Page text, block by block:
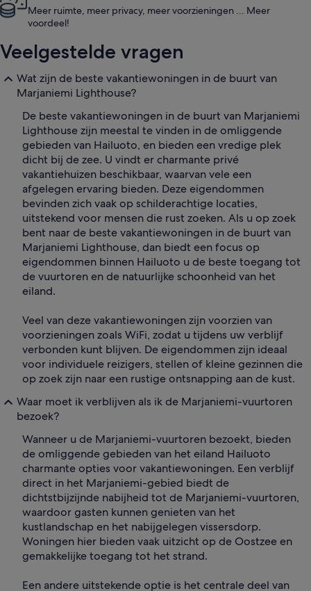
Meer ruimte, meer privacy, meer voorzieningen ... Meer
voordeel!
Veelgestelde vragen
Wat zijn de beste vakantiewoningen in de buurt van
Marjaniemi Lighthouse?
De beste vakantiewoningen in de buurt van Marjaniemi
Lighthouse zijn meestal te vinden in de omliggende
gebieden van Hailuoto, en bieden een vredige plek
dicht bij de zee. U vindt er charmante privé
vakantiehuizen beschikbaar, waarvan vele een
afgelegen ervaring bieden. Deze eigendommen
bevinden zich vaak op schilderachtige locaties,
uitstekend voor mensen die rust zoeken. Als u op zoek
bent naar de beste vakantiewoningen in de buurt van
Marjaniemi Lighthouse, dan biedt een focus op
eigendommen binnen Hailuoto u de beste toegang tot
de vuurtoren en de natuurlijke schoonheid van het
eiland.
Veel van deze vakantiewoningen zijn voorzien van
voorzieningen zoals WiFi, zodat u tijdens uw verblijf
verbonden kunt blijven. De eigendommen zijn ideaal
voor individuele reizigers, stellen of kleine gezinnen die
op zoek zijn naar een rustige ontsnapping aan de kust.
Waar moet ik verblijven als ik de Marjaniemi-vuurtoren
bezoek?
Wanneer u de Marjaniemi-vuurtoren bezoekt, bieden
de omliggende gebieden van het eiland Hailuoto
charmante opties voor vakantiewoningen. Een verblijf
direct in het Marjaniemi-gebied biedt de
dichtstbijzijnde nabijheid tot de Marjaniemi-vuurtoren,
waardoor gasten kunnen genieten van het
kustlandschap en het nabijgelegen vissersdorp.
Woningen hier bieden vaak uitzicht op de Oostzee en
gemakkelijke toegang tot het strand.
Een andere uitstekende optie is het centrale deel van